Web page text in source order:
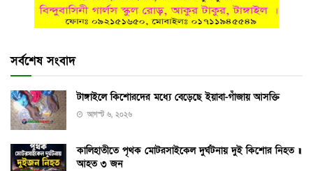
সর্বশেষ সংবাদ
টাঙ্গাইলে কিশোরদের মধ্যে বেড়েছে ইয়াবা-গাঁজায় আসক্তি
আগস্ট ৬, ২০২৬
কালিহাতীতে পৃথক মোটরসাইকেল দুর্ঘটনায় দুই কিশোর নিহত ॥
আহত ৩ জন